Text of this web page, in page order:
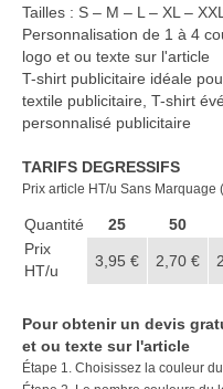
Notes
Bloc–notes
Carnet A5
Carnet A6
Clé USB
Gobelet
Tailles : S – M – L – XL –
Personnalisation de 1 à 4
logo et ou texte sur l'article
T-shirt publicitaire idéale
textile publicitaire, T-shirt
personnalisé publicitaire
TARIFS DEGRESSIFS
Prix article HT/u Sans Marquage
Quantité 25 50
Prix
HT/u
3,95 € 2,70 €
Pour obtenir un devis
et ou texte sur l'article
Étape 1. Choisissez la couleur